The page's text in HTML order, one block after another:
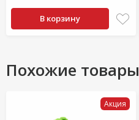
В корзину
Похожие товары
Акция